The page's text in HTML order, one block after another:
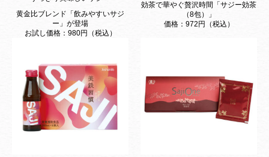
黄金比ブレンド「飲みやすいサジ
ー」が登場
お試し価格：980円（税込）
効茶で華やぐ贅沢時間「サジー効茶
（8包）」
価格：972円（税込）